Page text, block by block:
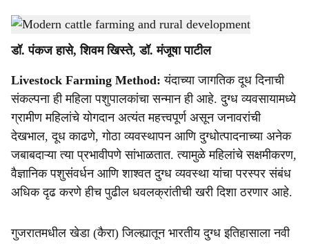
r
e
Modern cattle farming and rural development -Agrowon
डॉ. पंकज हासे, शिवम खिस्ते, डॉ. मंजूषा पाटील
Livestock Farming Method: यंदाच्या जागतिक दूध दिनाची
संकल्पना ही महिला पशुपालकांचा सन्मान ही आहे. दुग्ध व्यवसायामध्ये
ग्रामीण महिलांचे योगदान अत्यंत महत्त्वपूर्ण असून जनावरांची
देखभाल, दूध काढणे, गोठा व्यवस्थापन आणि दुग्धोत्पादनाच्या अनेक
जबाबदाऱ्या त्या प्रभावीपणे सांभाळतात. त्यामुळे महिलांचे सक्षमीकरण,
वैज्ञानिक पशुसंवर्धन आणि शाश्वत दुग्ध व्यवस्था यांचा परस्पर संबंध
अधिक दृढ करणे हीच पुढील धवलक्रांतीची खरी दिशा ठरणार आहे.
गुजरातमधील खेडा (कैरा) जिल्ह्यातून भारतीय दुग्ध इतिहासाला नवी